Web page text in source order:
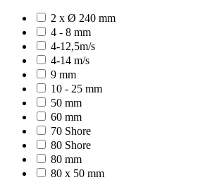
2 x Ø 240 mm
4 - 8 mm
4-12,5m/s
4-14 m/s
9 mm
10 - 25 mm
50 mm
60 mm
70 Shore
80 Shore
80 mm
80 x 50 mm